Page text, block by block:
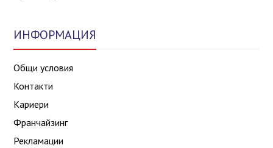
ИНФОРМАЦИЯ
Общи условия
Контакти
Кариери
Франчайзинг
Рекламации